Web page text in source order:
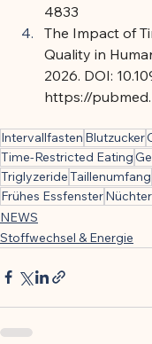
4833
The Impact of
Quality in
2026. DOI:
https://
Intervallfasten Blutzucker
Time-Restricted Eating
TriglyzerideTaillenumfang
Frühes Essfenster
NEWS
Stoffwechsel & Energie